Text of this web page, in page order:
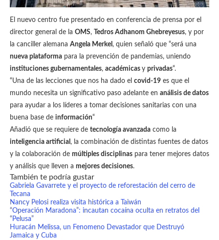
El nuevo centro fue presentado en conferencia de prensa por el
director general de la OMS, Tedros Adhanom Ghebreyesus, y por
la canciller alemana Angela Merkel , quien señaló que “será una
nueva plataforma para la prevención de pandemias, uniendo
instituciones gubernamentales, académicas y privadas“.
“Una de las lecciones que nos ha dado el covid-19 es que el
mundo necesita un significativo paso adelante en análisis de datos
para ayudar a los líderes a tomar decisiones sanitarias con una
buena base de información“
Añadió que se requiere de tecnología avanzada como la
inteligencia artificial , la combinación de distintas fuentes de datos
y la colaboración de múltiples disciplinas para tener mejores datos
y análisis que lleven a mejores decisiones.
También te podría gustar
Gabriela Gavarrete y el proyecto de reforestación del cerro de
Tecana
Nancy Pelosi realiza visita histórica a Taiwán
“Operación Maradona”: incautan cocaína oculta en retratos del
“Pelusa”
Huracán Melissa, un Fenomeno Devastador que Destruyó
Jamaica y Cuba